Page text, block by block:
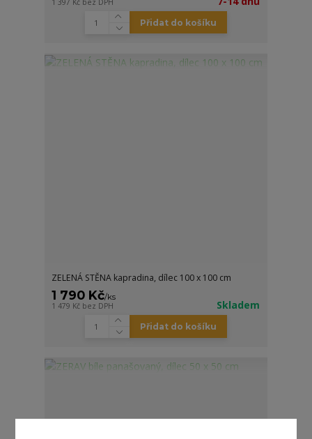
Přidat do košíku
ZELENÁ STĚNA kapradina, dílec 100 x 100 cm
1 790 Kč/ks
1 479 Kč bez DPH Skladem
Přidat do košíku